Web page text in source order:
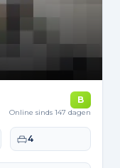
B
Online sinds 147 dagen
Slaapkamers
4